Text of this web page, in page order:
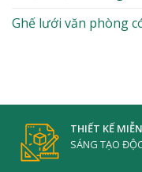
Ghế lưới văn phòng
THIẾT KẾ
SÁNG TẠO